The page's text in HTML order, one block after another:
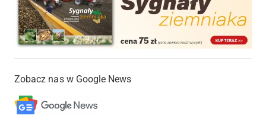
Zobacz nas w Google News